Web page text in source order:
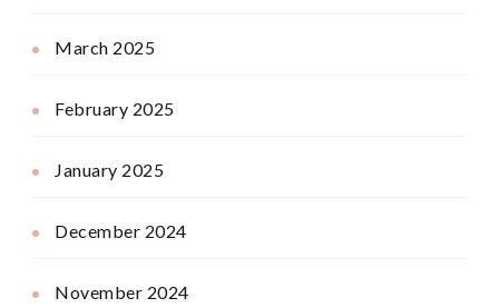
March 2025
February 2025
January 2025
December 2024
November 2024